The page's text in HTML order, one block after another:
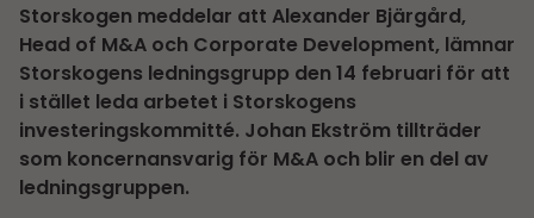
Storskogen meddelar att Alexander Bjärgård,
Head of M&A och Corporate Development, lämnar
Storskogens ledningsgrupp den 14 februari för att
i stället leda arbetet i Storskogens
investeringskommitté. Johan Ekström tillträder
som koncernansvarig för M&A och blir en del av
ledningsgruppen.